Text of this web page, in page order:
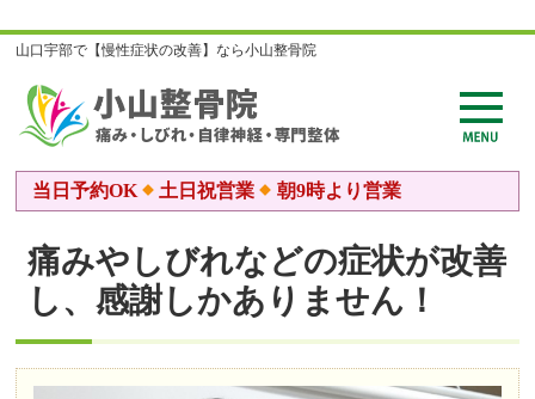
山口宇部で【慢性症状の改善】なら小山整骨院
当日予約OK 土日祝営業 朝9時より営業
痛みやしびれなどの症状が改善
し、感謝しかありません！